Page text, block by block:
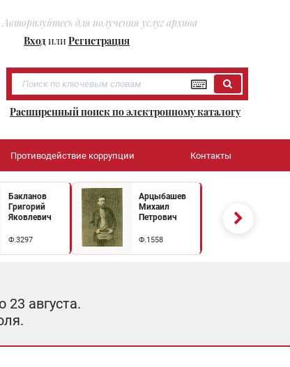
Авторизуйтесь для получения услуг архива
ВходилиРегистрация
Расширенный поиск по электронному каталогу
Противодействие коррупции Контакты
Бакланов
Григорий
Яковлевич
Ф.3297
Арцыбашев
Михаил
Петрович
Ф.1558
августа.